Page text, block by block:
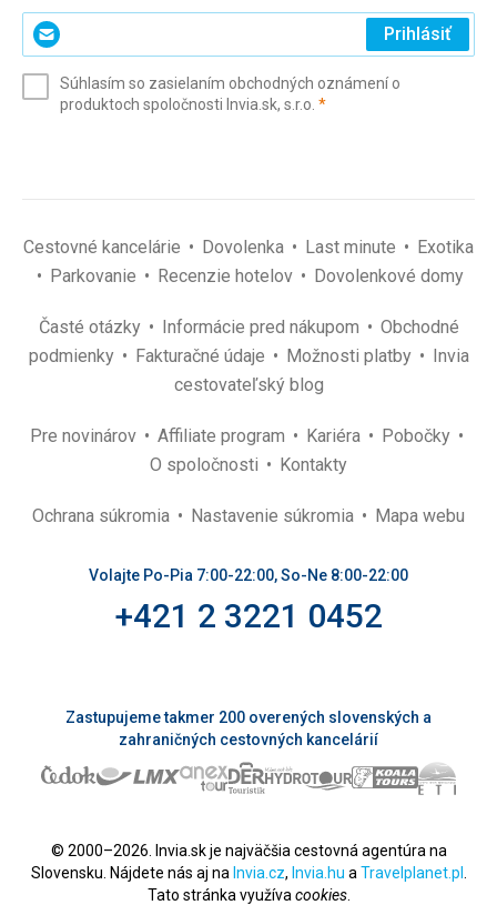
Zadajte
svoj
(povinné)
Prihlásiť
Súhlasím so zasielaním obchodných oznámení o
produktoch spoločnosti Invia.sk, s.r.o. *(povinné)
Cestovné kancelárie Dovolenka Last minute
Exotika
Parkovanie
Recenzie hotelov Dovolenkové domy
Časté otázky Informácie pred nákupom
Obchodné
podmienky
Fakturačné údaje Možnosti platby
Invia
cestovateľský blog
Pre novinárov Affiliate program Kariéra
Pobočky
O spoločnosti
Kontakty
Ochrana súkromia Nastavenie súkromia Mapa webu
Volajte Po-Pia 7:00-22:00, So-Ne 8:00-22:00
+421 2 3221 0452
Zastupujeme takmer 200 overených slovenských a
zahraničných cestovných kancelárií
© 2000–2026. Invia.sk je najväčšia cestovná agentúra na
Slovensku. Nájdete nás aj na Invia.cz, Invia.hu a Travelplanet.pl
Tato stránka využíva cookies.